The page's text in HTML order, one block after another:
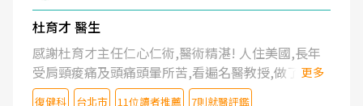
杜育才 醫生
感謝杜育才主任仁心仁術,醫術精湛! 人住美國,長年
受肩頸痠痛及頭痛頭暈所苦,看遍名醫教授,做了各種
檢查,也嘗試過西醫打針,中醫針灸及物理徒手治療都
更多
復健科 台北市 11位讀者推薦 7則就醫評鑑